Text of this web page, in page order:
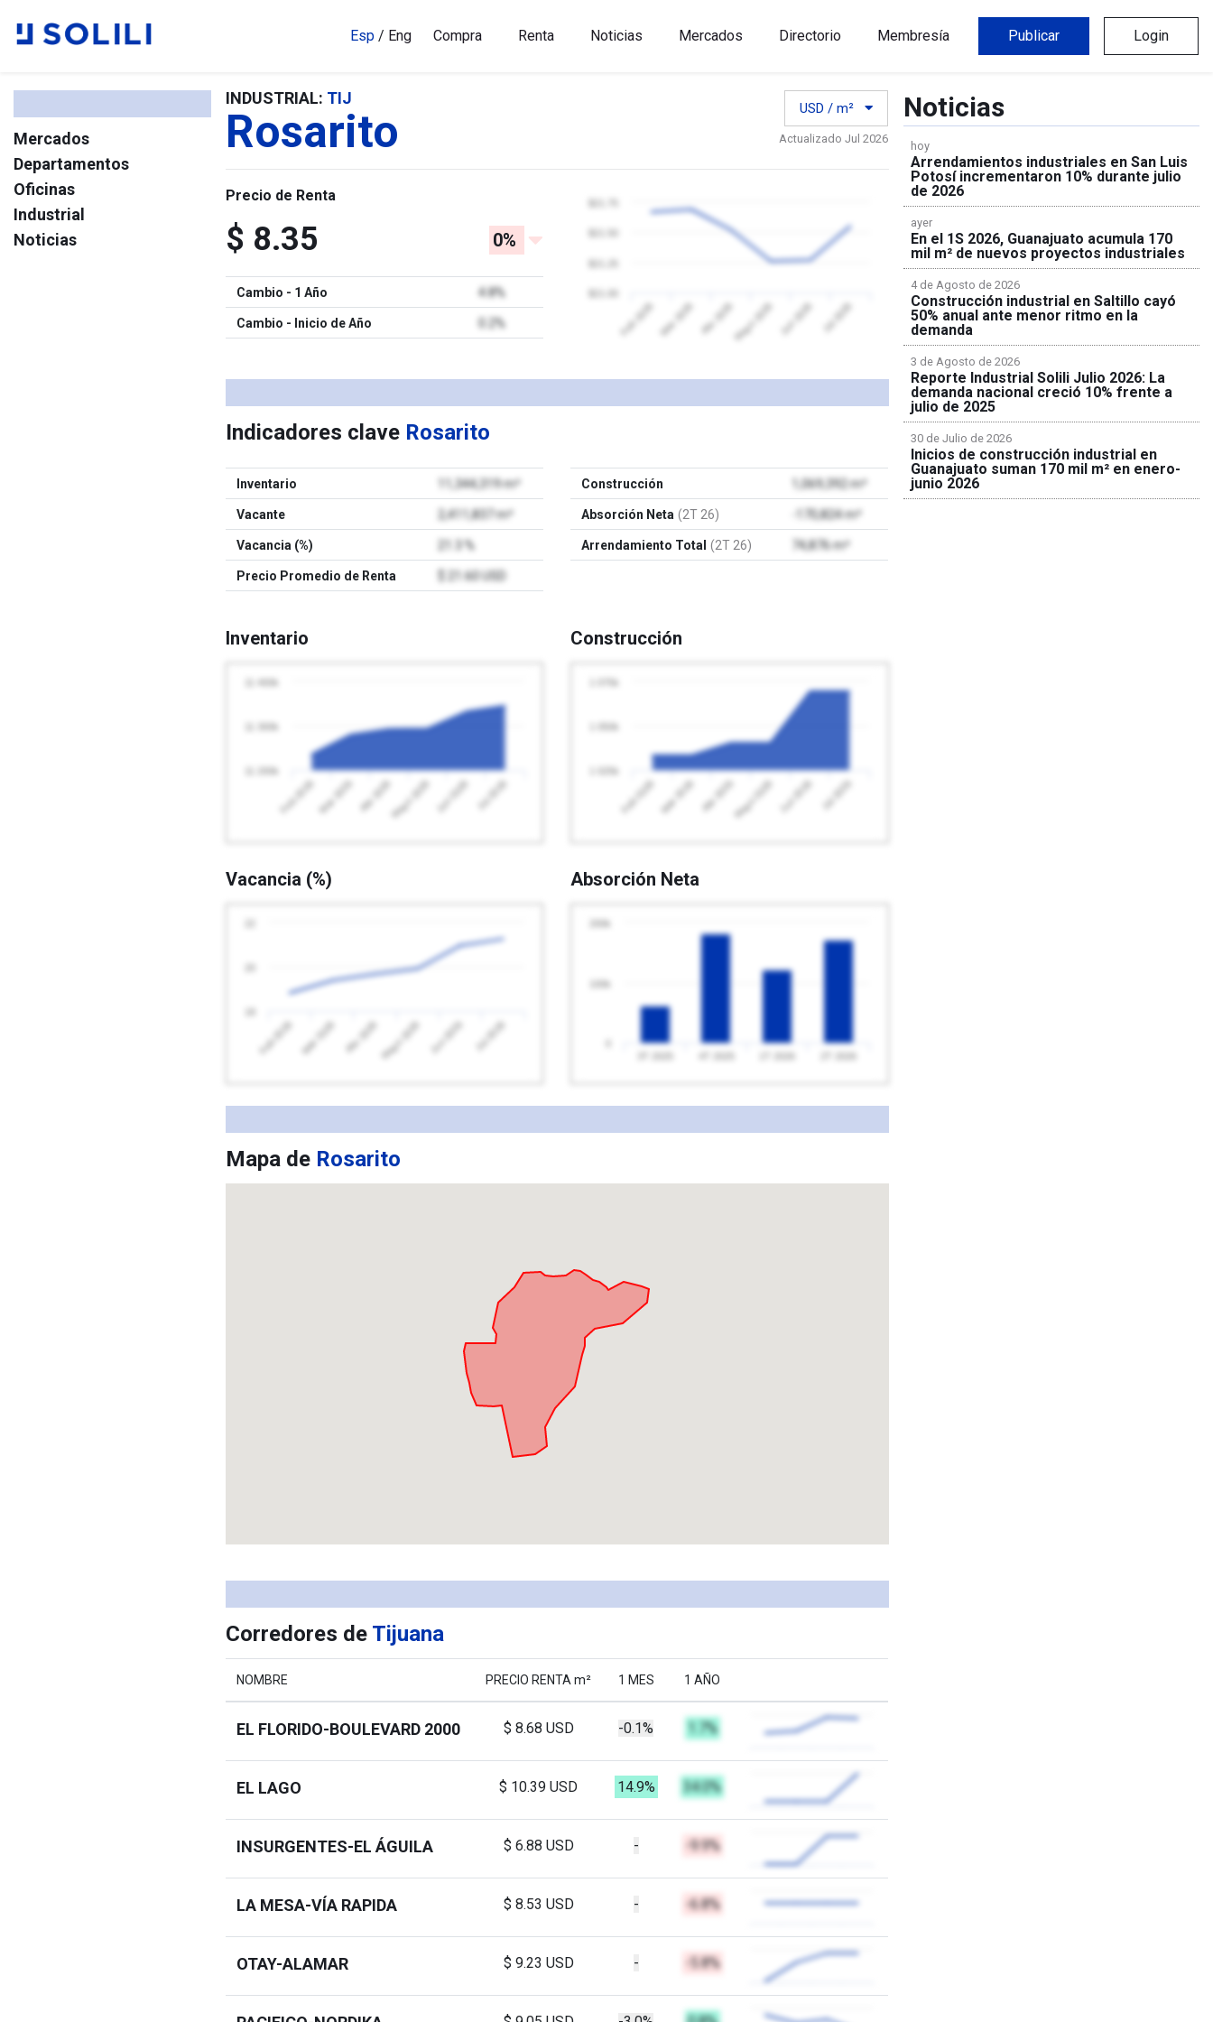
Esp / Eng Compra Renta Noticias Mercados Directorio Membresía Publicar Login
Mercados
Departamentos
Oficinas
Industrial
Noticias
INDUSTRIAL: TIJ
Rosarito USD / m²
Actualizado Jul 2026
Precio de Renta
$ 8.35 0%
Cambio - 1 Año 4.8%
Cambio - Inicio de Año 0.2% Feb 2026 Mar 2026 Abr 2026Mayo 2026 Jun 2026 Jul 2026
Indicadores clave Rosarito
Inventario 11,344,319 m²
Vacante 2,411,837 m²
Vacancia (%) 21.3 %
Precio Promedio de Renta $ 21.60 USD
Construcción 1,069,392 m²
Absorción Neta (2T 26) -170,824 m²
Arrendamiento Total (2T 26) 74,876 m²
Inventario
Feb 2026 Mar 2026 Abr 2026Mayo 2026 Jun 2026 Jul 2026
Construcción
Feb 2026 Mar 2026 Abr 2026Mayo 2026 Jun 2026 Jul 2026
Vacancia (%)
Feb 2026 Mar 2026 Abr 2026 Mayo 2026 Jun 2026 Jul 2026
Absorción Neta
Mapa de Rosarito
Corredores de Tijuana
NOMBRE PRECIO RENTA m² 1 MES 1 AÑO
EL FLORIDO-BOULEVARD 2000 $ 8.68 USD -0.1% 1.7%
EL LAGO $ 10.39 USD 14.9% 34.0%
INSURGENTES-EL ÁGUILA $ 6.88 USD - -9.9%
LA MESA-VÍA RAPIDA $ 8.53 USD - -6.8%
OTAY-ALAMAR $ 9.23 USD - -5.8%
Noticias
hoy
Arrendamientos industriales en San Luis
Potosí incrementaron 10% durante julio
de 2026
ayer
En el 1S 2026, Guanajuato acumula 170
mil m² de nuevos proyectos industriales
4 de Agosto de 2026
Construcción industrial en Saltillo cayó
50% anual ante menor ritmo en la
demanda
3 de Agosto de 2026
Reporte Industrial Solili Julio 2026: La
demanda nacional creció 10% frente a
julio de 2025
30 de Julio de 2026
Inicios de construcción industrial en
Guanajuato suman 170 mil m² en enero-
junio 2026